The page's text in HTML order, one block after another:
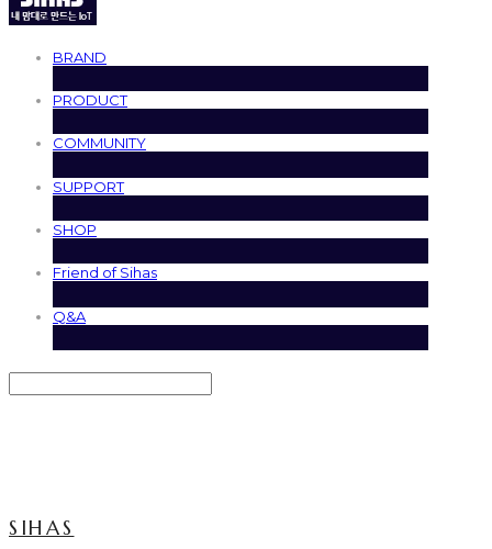
BRAND
PRODUCT
COMMUNITY
SUPPORT
SHOP
Friend of Sihas
Q&A
SIHAS